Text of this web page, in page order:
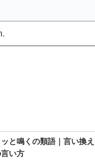
と鳴くの類語｜言い換え
言い方